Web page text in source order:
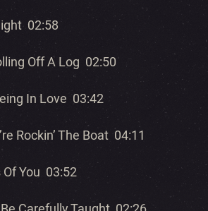
02:58
Off A Log 02:50
In Love 03:42
Rockin’ The Boat 04:11
You 03:52